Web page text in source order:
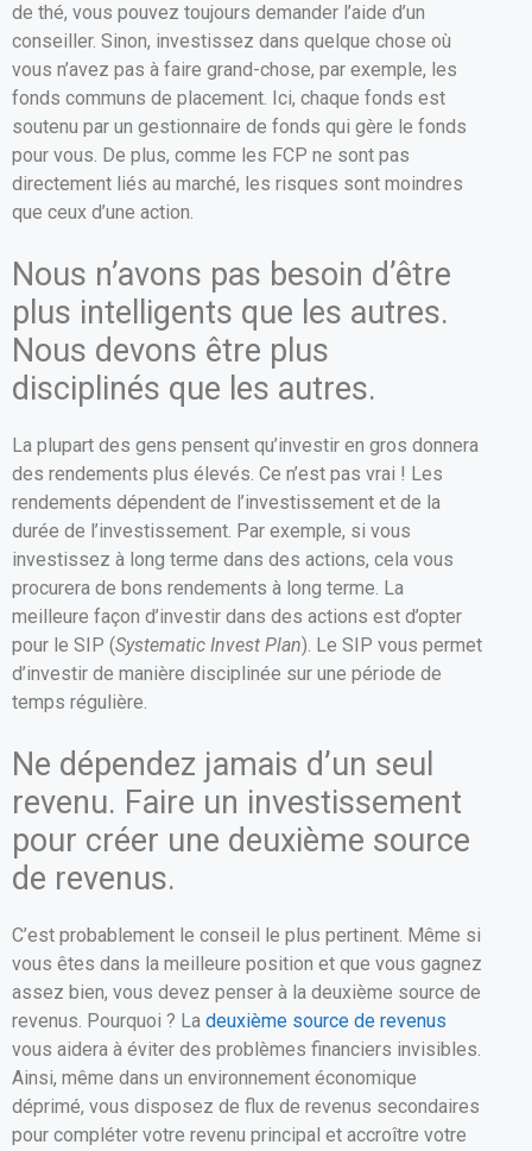
de thé, vous pouvez toujours demander l’aide d’un
conseiller. Sinon, investissez dans quelque chose où
vous n’avez pas à faire grand-chose, par exemple, les
fonds communs de placement. Ici, chaque fonds est
soutenu par un gestionnaire de fonds qui gère le fonds
pour vous. De plus, comme les FCP ne sont pas
directement liés au marché, les risques sont moindres
que ceux d’une action.
Nous n’avons pas besoin d’être
plus intelligents que les autres.
Nous devons être plus
disciplinés que les autres.
La plupart des gens pensent qu’investir en gros donnera
des rendements plus élevés. Ce n’est pas vrai ! Les
rendements dépendent de l’investissement et de la
durée de l’investissement. Par exemple, si vous
investissez à long terme dans des actions, cela vous
procurera de bons rendements à long terme. La
meilleure façon d’investir dans des actions est d’opter
pour le SIP (Systematic Invest Plan). Le SIP vous permet
d’investir de manière disciplinée sur une période de
temps régulière.
Ne dépendez jamais d’un seul
revenu. Faire un investissement
pour créer une deuxième source
de revenus.
C’est probablement le conseil le plus pertinent. Même si
vous êtes dans la meilleure position et que vous gagnez
assez bien, vous devez penser à la deuxième source de
revenus. Pourquoi ? La deuxième source de revenus
vous aidera à éviter des problèmes financiers invisibles.
Ainsi, même dans un environnement économique
déprimé, vous disposez de flux de revenus secondaires
pour compléter votre revenu principal et accroître votre